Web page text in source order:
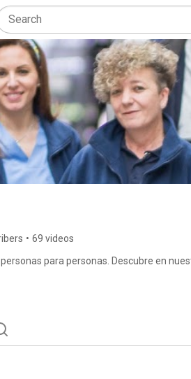
• 69 videos
para personas. Descubre en
y nuestro compromiso con la inclusión